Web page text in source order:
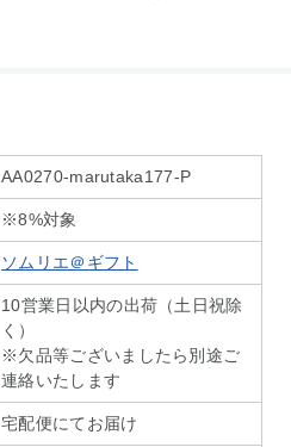
AA0270-marutaka177-P
※8%対象
ソムリエ＠ギフト
10営業日以内の出荷（土日祝除
く）
※欠品等ございましたら別途ご
連絡いたします
宅配便にてお届け